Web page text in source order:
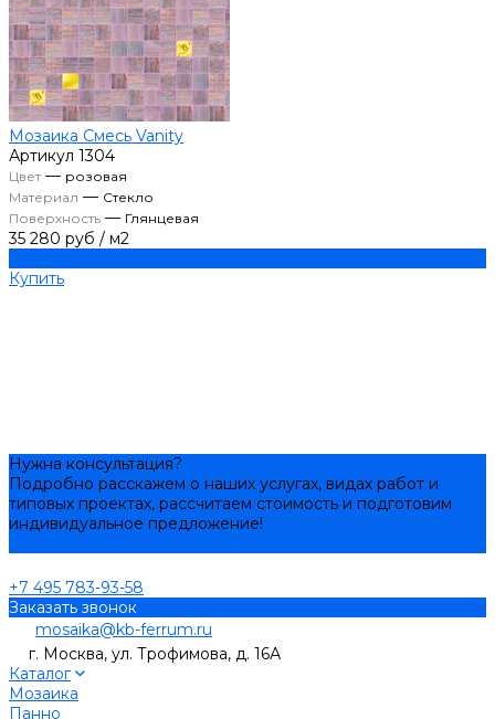
Мозаика Смесь Vanity
Артикул 1304
Цвет— розовая
Материал — Стекло
Поверхность — Глянцевая
35 280 руб / м2
Купить
Нужна консультация?
Подробно расскажем о наших услугах, видах работ и
типовых проектах, рассчитаем стоимость и подготовим
индивидуальное предложение!
+7 495 783-93-58
Заказать звонок
mosaika@kb-ferrum.ru
г. Москва, ул. Трофимова, д. 16А
Каталог
Мозаика
Панно